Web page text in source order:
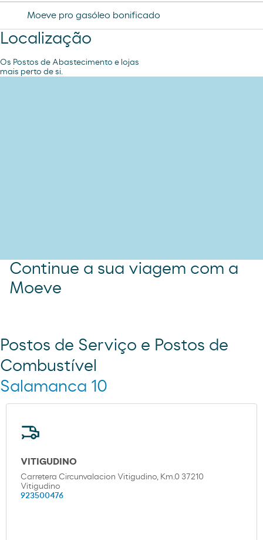
Moeve pro gasóleo bonificado
Localização
Os Postos de Abastecimento e lojas
mais perto de si.
Continue a sua viagem com a
Moeve
Postos de Serviço e Postos de
Combustível
Salamanca 10
VITIGUDINO
Carretera Circunvalacion Vitigudino, Km.0 37210
Vitigudino
923500476